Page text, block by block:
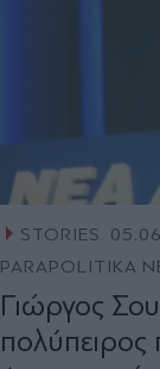
STORIES
PARAPOLITIKA
Γιώργος